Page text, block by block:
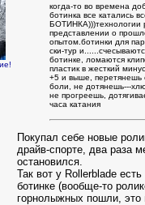
когда-то во времена
ботинка все катались
БОТИНКА)))технологии
представлении о
опытом.ботинки для
ски-тур
ботинке, ломаются
пластик в жесткий
+5 и выше, перетянешь
боли, не дотянешь---
не прогреешь,
часа катания
Покупал себе новые
драйв-спорте, два раза
остановился.
Так вот у Rollerblade
ботинке (вообще-то
горнолыжных пошли, это